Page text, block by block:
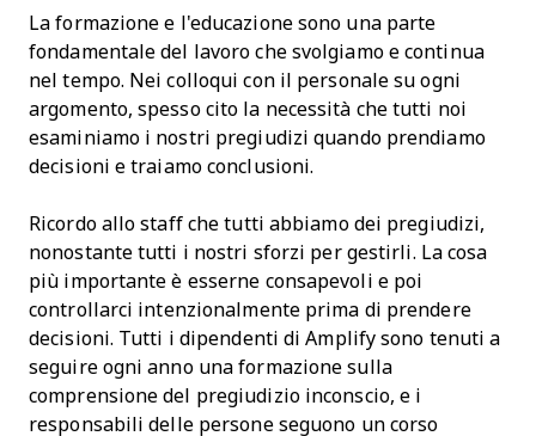
La formazione e l'educazione sono una parte
fondamentale del lavoro che svolgiamo e continua
nel tempo. Nei colloqui con il personale su ogni
argomento, spesso cito la necessità che tutti noi
esaminiamo i nostri pregiudizi quando prendiamo
decisioni e traiamo conclusioni.
Ricordo allo staff che tutti abbiamo dei pregiudizi,
nonostante tutti i nostri sforzi per gestirli. La cosa
più importante è esserne consapevoli e poi
controllarci intenzionalmente prima di prendere
decisioni. Tutti i dipendenti di Amplify sono tenuti a
seguire ogni anno una formazione sulla
comprensione del pregiudizio inconscio, e i
responsabili delle persone seguono un corso